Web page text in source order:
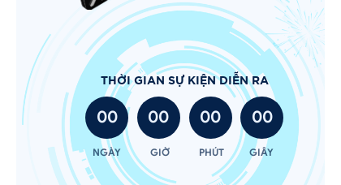
NGÀY GIỜ PHÚT GIÂY
00 00 00 00
THỜI GIAN SỰ KIỆN DIỄN RA